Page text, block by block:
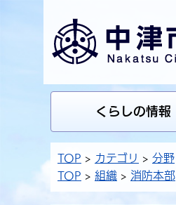
くらしの情報
TOP カテゴリ 分野
TOP
組織 消防本部